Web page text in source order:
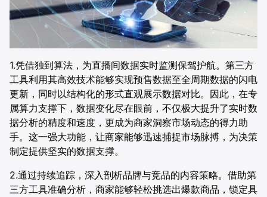
供应链
电信
医疗
1.凭借独到算法，为直播间数据实时监测保驾护航。第三方
工具利用其高效技术能够实现预售数据至全周期数据的闪电
更新，同时以结构化的形式直观展示数据对比。因此，在专
属算力支撑下，数据变化尽在眼前，不仅极大提升了实时数
据分析的精度和速度，更成为商家洞察市场动态的得力助
手。这一强大功能，让商家能够迅速捕捉市场脉搏，为决策
制定提供坚实的数据支撑。
2.通过持续追踪，深入剖析品牌与竞品的内容策略。借助第
三方工具准确分析，商家能够轻松挑选出爆款商品，锁定具